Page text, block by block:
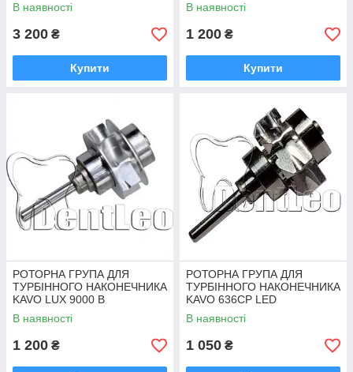
В наявності
3 200 ₴
Купити
В наявності
1 200 ₴
Купити
РОТОРНА ГРУПА ДЛЯ
ТУРБІННОГО НАКОНЕЧНИКА
KAVO LUX 9000 B
В наявності
1 200 ₴
РОТОРНА ГРУПА ДЛЯ
ТУРБІННОГО НАКОНЕЧНИКА
KAVO 636CP LED
В наявності
1 050 ₴